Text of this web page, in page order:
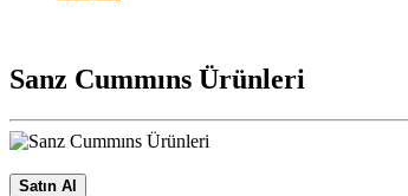
Sanz Cummıns Ürünleri
Satın Al